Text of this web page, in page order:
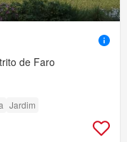
de Faro
Jardim